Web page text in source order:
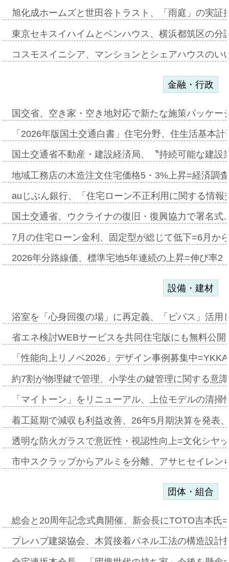
旭化成ホームズと世田谷トラスト、「雨庭」の実
東京セキスイハイムとベンハウス、横浜都筑区の
コスモスイニシア、マンションとシェアハウスの
金融・行政
国交省、空き家・空き地対応で新たな施策パッケ
「2026年版国土交通白書」住宅分野、住生活基本
国土交通省不動産・建設経済局、〝持続可能な建
地域工務店の木造注文住宅価格5・3%上昇=経済調
auじぶん銀行、「住宅ローン不正利用に関する情
国土交通省、ウクライナの復旧・復興協力で署名
7月の住宅ローン金利、固定型が総じて低下=6月か
2026年分路線価、標準宅地5年連続の上昇=伸び率
設備・建材
浴室を「心身回復の場」に再定義、「ビバス」活
省エネ検討WEBサービスを共同住宅版にも無料公
「性能向上リノベ2026」デザイン事例募集中
約7割が物理鍵で管理、小学生の鍵管理に関する意
「マイトーン」をリニューアル、上位モデルの清
着工延期で減収も利益改善、26年5月期決算を発表
透明な防火ガラスで意匠性・視認性向上=文化シヤ
市中スクラップからアルミを分離、アサヒセイレ
団体・組合
総会と20周年記念式典開催、新会長にTOTO吉本氏
プレハブ建築協会、木質接着パネル工法の構造設